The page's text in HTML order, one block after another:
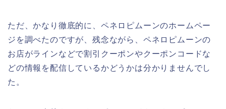
ただ、かなり徹底的に、ペネロピムーンのホームペー
ジを調べたのですが、残念ながら、ペネロピムーンの
お店がラインなどで割引クーポンやクーポンコードな
どの情報を配信しているかどうかは分かりませんでし
た。